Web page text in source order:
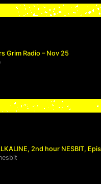
Grim Radio – Nov 25
2nd hour NESBIT,